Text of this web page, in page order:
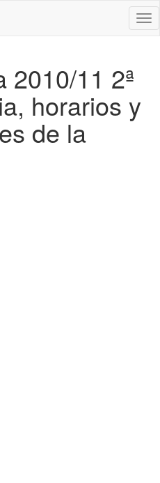
2010/11 2ª
horarios y
de la